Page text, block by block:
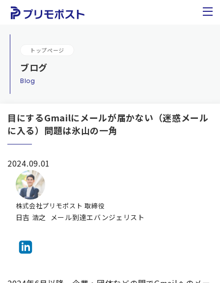
トップページ
ブログ
blog
目にするGmailにメールが届かない（迷惑メール
に入る）問題は氷山の一角
2024.09.01
株式会社プリモポスト 取締役
日吉 浩之 メール到達エバンジェリスト